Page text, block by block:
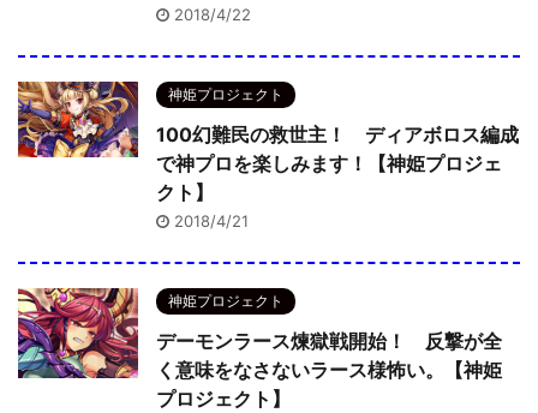
2018/4/22
神姫プロジェクト
100幻難民の救世主！ ディアボロス編成
で神プロを楽しみます！【神姫プロジェ
クト】
2018/4/21
神姫プロジェクト
デーモンラース煉獄戦開始！ 反撃が全
く意味をなさないラース様怖い。【神姫
プロジェクト】